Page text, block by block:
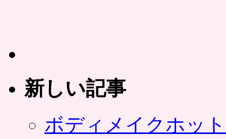
新しい記事
ボディメイクホッ